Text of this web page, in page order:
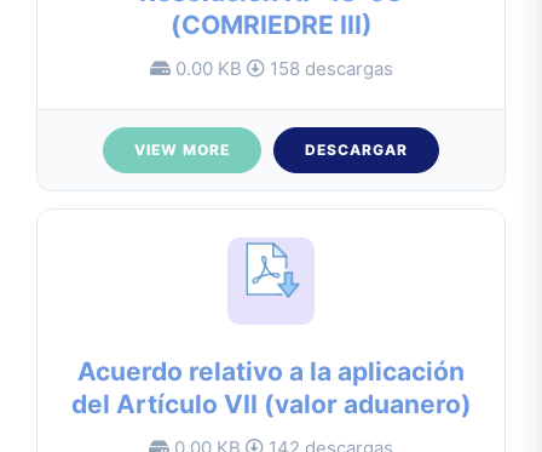
(COMRIEDRE III)
0.00 KB 158 descargas
VIEW MORE DESCARGAR
Acuerdo relativo a la aplicación
del Artículo VII (valor aduanero)
0.00 KB 142 descargas